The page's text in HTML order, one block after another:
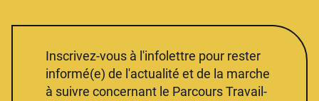
Inscrivez-vous à l'infolettre pour rester
informé(e) de l'actualité et de la marche
à suivre concernant le Parcours Travail-